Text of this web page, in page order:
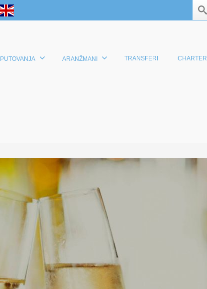
PUTOVANJA ARANŽMANI TRANSFERI CHARTER